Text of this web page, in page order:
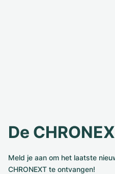
De
Meld je aan om het laatste
CHRONEXT te ontvangen!